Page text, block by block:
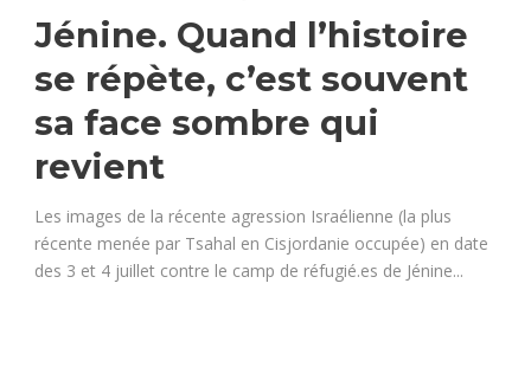
Jénine. Quand l’histoire
se répète, c’est souvent
sa face sombre qui
revient
Les images de la récente agression Israélienne (la plus
récente menée par Tsahal en Cisjordanie occupée) en date
des 3 et 4 juillet contre le camp de réfugié.es de Jénine...